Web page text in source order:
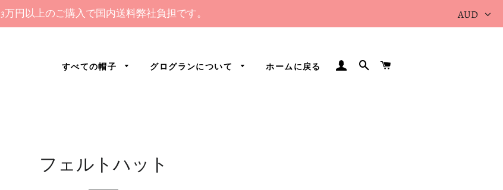
3万円以上のご購入で国内送料弊社負担です。
すべての帽子 グログランについて ホームに戻る ログイン
検索
AUD
フェルトハット